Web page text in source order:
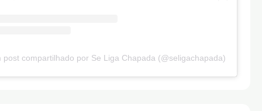
post compartilhado por Se Liga Chapada (@seligachapada)